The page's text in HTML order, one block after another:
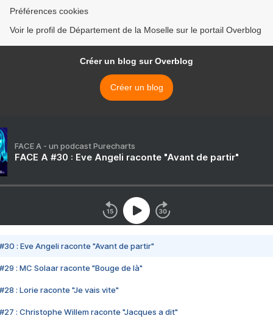
Préférences cookies
Voir le profil de Département de la Moselle sur le portail Overblog
Créer un blog sur Overblog
Créer un blog
FACE A - un podcast Purecharts
FACE A #30 : Eve Angeli raconte "Avant de partir"
#30 : Eve Angeli raconte "Avant de partir"
#29 : MC Solaar raconte "Bouge de là"
#28 : Lorie raconte "Je vais vite"
#27 : Christophe Willem raconte "Jacques a dit"